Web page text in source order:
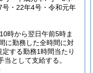
・22年4号・令和元年
時から翌日午前5時ま
に勤務した全時間に対
定する勤務1時間当たり
として支給する。